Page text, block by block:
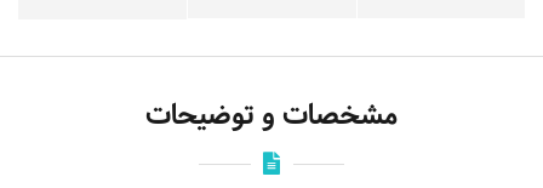
مشخصات و توضیحات